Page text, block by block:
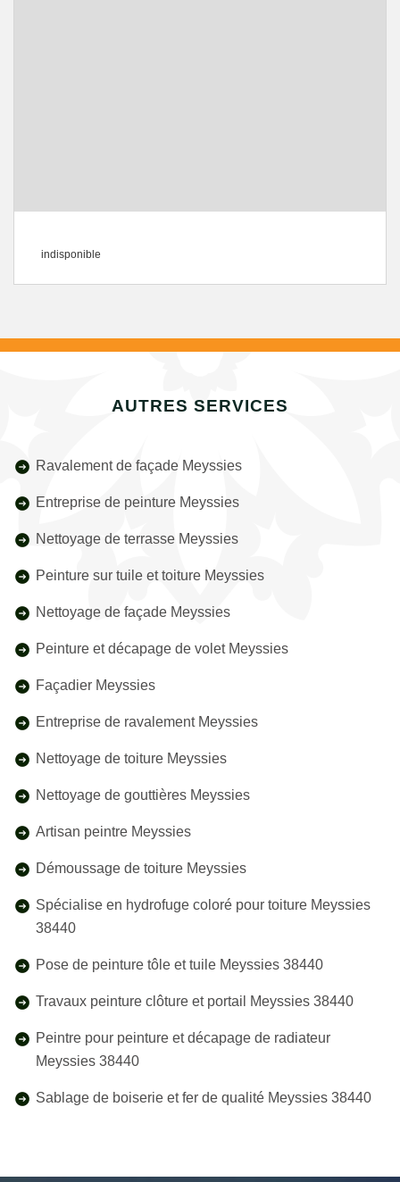
indisponible
AUTRES SERVICES
Ravalement de façade Meyssies
Entreprise de peinture Meyssies
Nettoyage de terrasse Meyssies
Peinture sur tuile et toiture Meyssies
Nettoyage de façade Meyssies
Peinture et décapage de volet Meyssies
Façadier Meyssies
Entreprise de ravalement Meyssies
Nettoyage de toiture Meyssies
Nettoyage de gouttières Meyssies
Artisan peintre Meyssies
Démoussage de toiture Meyssies
Spécialise en hydrofuge coloré pour toiture Meyssies
38440
Pose de peinture tôle et tuile Meyssies 38440
Travaux peinture clôture et portail Meyssies 38440
Peintre pour peinture et décapage de radiateur
Meyssies 38440
Sablage de boiserie et fer de qualité Meyssies 38440